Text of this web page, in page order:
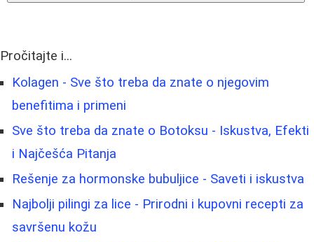
Pročitajte i...
Kolagen - Sve što treba da znate o njegovim
benefitima i primeni
Sve što treba da znate o Botoksu - Iskustva, Efekti
i Najčešća Pitanja
Rešenje za hormonske bubuljice - Saveti i iskustva
Najbolji pilingi za lice - Prirodni i kupovni recepti za
savršenu kožu